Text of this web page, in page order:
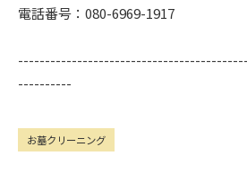
電話番号：080-6969-1917
----------
お墓クリーニング